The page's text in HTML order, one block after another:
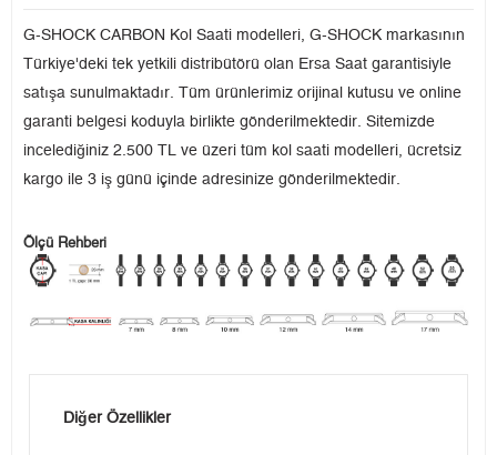
G-SHOCK CARBON Kol Saati modelleri, G-SHOCK markasının
Türkiye'deki tek yetkili distribütörü olan Ersa Saat garantisiyle
satışa sunulmaktadır. Tüm ürünlerimiz orijinal kutusu ve online
garanti belgesi koduyla birlikte gönderilmektedir. Sitemizde
incelediğiniz 2.500 TL ve üzeri tüm kol saati modelleri, ücretsiz
kargo ile 3 iş günü içinde adresinize gönderilmektedir.
Ölçü Rehberi
Diğer Özellikler